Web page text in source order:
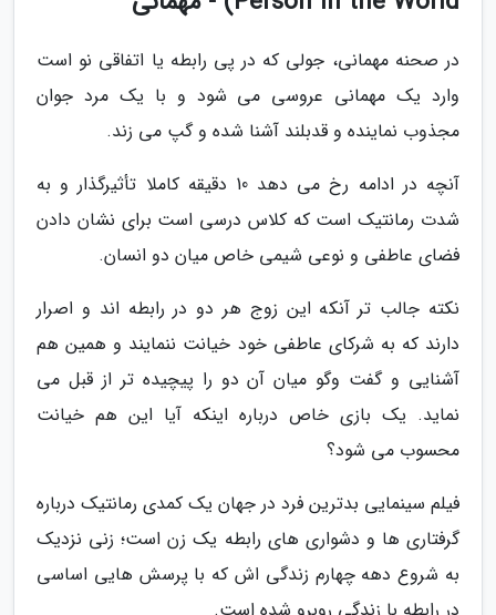
در صحنه مهمانی، جولی که در پی رابطه یا اتفاقی نو است
وارد یک مهمانی عروسی می شود و با یک مرد جوان
مجذوب نماینده و قدبلند آشنا شده و گپ می زند.
آنچه در ادامه رخ می دهد 10 دقیقه کاملا تأثیرگذار و به
شدت رمانتیک است که کلاس درسی است برای نشان دادن
فضای عاطفی و نوعی شیمی خاص میان دو انسان.
نکته جالب تر آنکه این زوج هر دو در رابطه اند و اصرار
دارند که به شرکای عاطفی خود خیانت ننمایند و همین هم
آشنایی و گفت وگو میان آن دو را پیچیده تر از قبل می
نماید. یک بازی خاص درباره اینکه آیا این هم خیانت
محسوب می شود؟
فیلم سینمایی بدترین فرد در جهان یک کمدی رمانتیک درباره
گرفتاری ها و دشواری های رابطه یک زن است؛ زنی نزدیک
به شروع دهه چهارم زندگی اش که با پرسش هایی اساسی